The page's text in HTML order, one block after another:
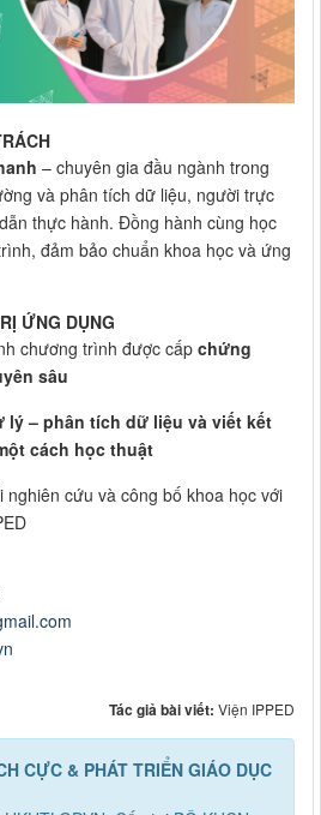
– chuyên gia đầu ngành trong
và phân tích dữ liệu, người trực
thực hành. Đồng hành cùng học
đảm bảo chuẩn khoa học và ứng
ỨNG DỤNG
chương trình được cấp chứng
sâu
lý – phân tích dữ liệu và viết kết
cách học thuật
cứu và công bố khoa học với
Tác giả bài viết: Viện IPPED
CỰC & PHÁT TRIỂN GIÁO DỤC